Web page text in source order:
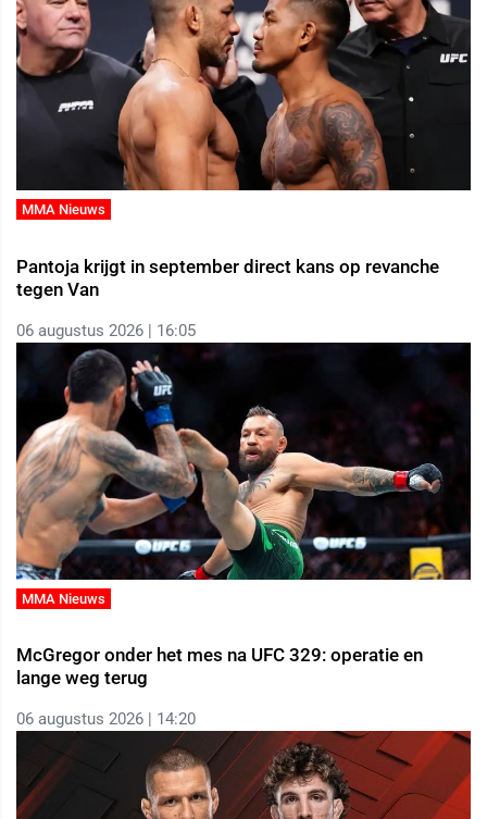
MMA Nieuws
Pantoja krijgt in september direct kans op revanche
tegen Van
06 augustus 2026 | 16:05
MMA Nieuws
McGregor onder het mes na UFC 329: operatie en
lange weg terug
06 augustus 2026 | 14:20